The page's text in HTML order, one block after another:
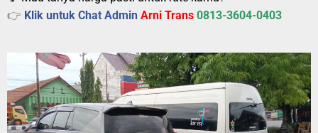
👉 Klik untuk Chat Admin Arni Trans 0813-3604-0403